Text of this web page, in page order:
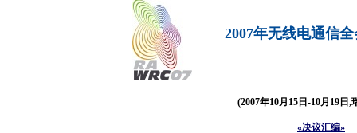
2007年无线电通信
(2007年10月15日-10月19日,
«决议汇编»